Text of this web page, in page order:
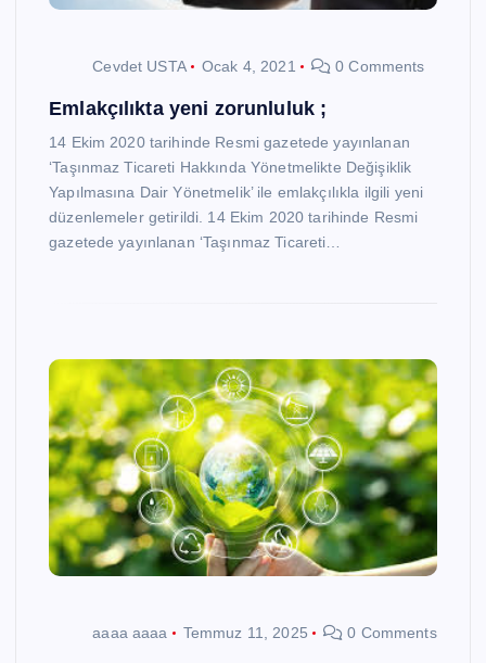
Cevdet USTA Ocak 4, 2021 0 Comments
Emlakçılıkta yeni zorunluluk ;
14 Ekim 2020 tarihinde Resmi gazetede yayınlanan
‘Taşınmaz Ticareti Hakkında Yönetmelikte Değişiklik
Yapılmasına Dair Yönetmelik’ ile emlakçılıkla ilgili yeni
düzenlemeler getirildi. 14 Ekim 2020 tarihinde Resmi
gazetede yayınlanan ‘Taşınmaz Ticareti…
aaaa aaaa Temmuz 11, 2025 0 Comments